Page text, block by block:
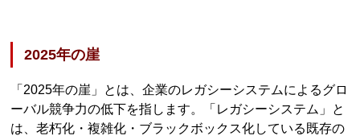
2025年の崖
「2025年の崖」とは、企業のレガシーシステムによるグロ
ーバル競争力の低下を指します。「レガシーシステム」と
は、老朽化・複雑化・ブラックボックス化している既存の